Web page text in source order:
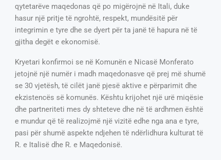
qytetarëve maqedonas që po migërojnë në Itali, duke
hasur një pritje të ngrohtë, respekt, mundësitë për
integrimin e tyre dhe se dyert për ta janë të hapura në të
gjitha degët e ekonomisë.
Kryetari konfirmoi se në Komunën e Nicasë Monferato
jetojnë një numër i madh maqedonasve që prej më shumë
se 30 vjetësh, të cilët janë pjesë aktive e përparimit dhe
ekzistencës së komunës. Kështu krijohet një urë miqësie
dhe partneriteti mes dy shteteve dhe në të ardhmen është
e mundur që të realizojmë një vizitë edhe nga ana e tyre,
pasi për shumë aspekte ndjehen të ndërlidhura kulturat të
R. e Italisë dhe R. e Maqedonisë.